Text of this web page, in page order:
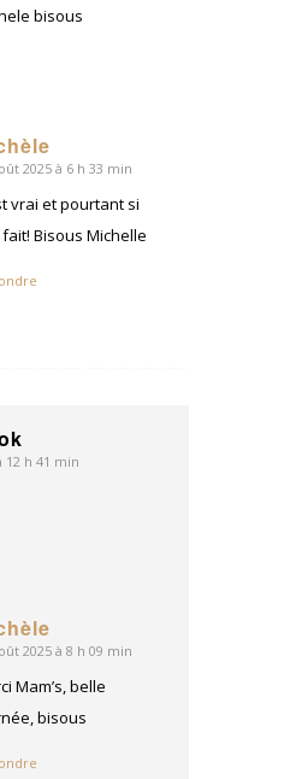
bisous
2025 à 6 h 33 min
vrai et pourtant si
Bisous Michelle
12 h 41 min
2025 à 8 h 09 min
Mam’s, belle
bisous